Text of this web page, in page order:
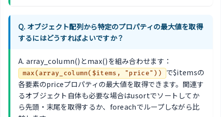
Q. オブジェクト配列から特定のプロパティの最大値を取得
するにはどうすればよいですか？
A. array_column()とmax()を組み合わせます：
max(array_column($items, "price"))
で$itemsの
各要素のpriceプロパティの最大値を取得できます。関連す
るオブジェクト自体も必要な場合はusortでソートしてか
ら先頭・末尾を取得するか、foreachでループしながら比